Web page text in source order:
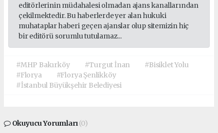
editörlerinin müdahalesi olmadan ajans kanallarından
çekilmektedir. Bu haberlerde yer alan hukuki
muhataplar haberi geçen ajanslar olup sitemizin hiç
bir editörü sorumlu tutulamaz...
#MHP Bakırköy #Turgut İnan
#Bisiklet Yolu
#Florya
#Florya Şenlikköy
#İstanbul Büyükşehir Belediyesi
Okuyucu Yorumları(0)